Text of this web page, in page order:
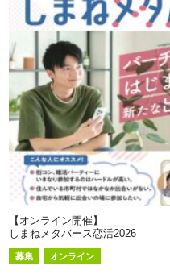
【オンライン開催】
しまねメタバース恋活2026
募集 オンライン